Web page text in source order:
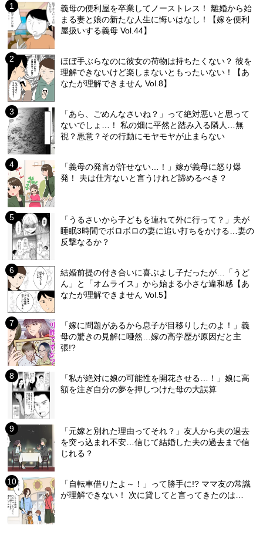
義母の便利屋を卒業してノーストレス！ 離婚から始
まる妻と娘の新たな人生に悔いはなし！【嫁を便利
屋扱いする義母 Vol.44】
ほぼ手ぶらなのに彼女の荷物は持ちたくない？ 彼を
理解できないけど楽しまないともったいない！【あ
なたが理解できません Vol.8】
「あら、ごめんなさいね？」って絶対悪いと思って
ないでしょ…！ 私の畑に平然と踏み入る隣人…無
視？悪意？その行動にモヤモヤが止まらない
「義母の発言が許せない…！」嫁が義母に怒り爆
発！ 夫は仕方ないと言うけれど諦めるべき？
「うるさいから子どもを連れて外に行って？」夫が
睡眠3時間でボロボロの妻に追い打ちをかける…妻の
反撃なるか？
結婚前提の付き合いに喜ぶよし子だったが…「うど
ん」と「オムライス」から始まる小さな違和感【あ
なたが理解できません Vol.5】
「嫁に問題があるから息子が目移りしたのよ！」義
母の驚きの見解に唖然…嫁の高学歴が原因だと主
張!?
「私が絶対に娘の可能性を開花させる…！」娘に高
額を注ぎ自分の夢を押しつけた母の大誤算
「元嫁と別れた理由ってそれ？」友人から夫の過去
を突っ込まれ不安…信じて結婚した夫の過去まで信
じれる？
「自転車借りたよ～！」って勝手に!? ママ友の常識
が理解できない！ 次に貸してと言ってきたのは…